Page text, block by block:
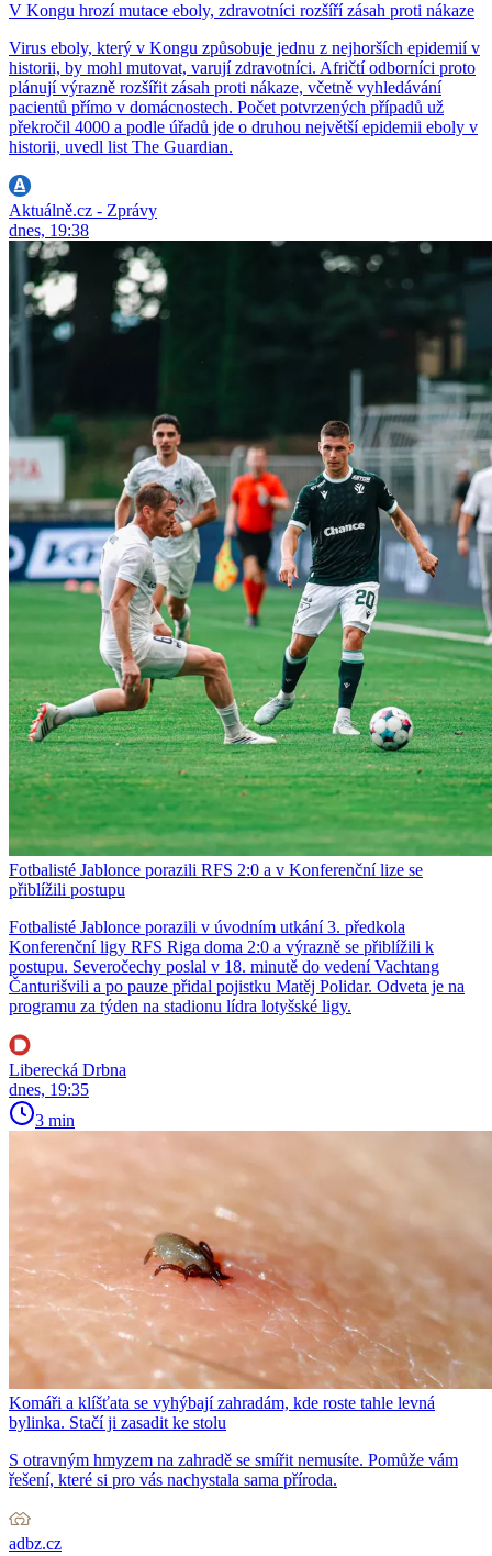
V Kongu hrozí mutace eboly, zdravotníci rozšíří zásah proti nákaze
Virus eboly, který v Kongu způsobuje jednu z nejhorších epidemií v
historii, by mohl mutovat, varují zdravotníci. Afričtí odborníci proto
plánují výrazně rozšířit zásah proti nákaze, včetně vyhledávání
pacientů přímo v domácnostech. Počet potvrzených případů už
překročil 4000 a podle úřadů jde o druhou největší epidemii eboly v
historii, uvedl list The Guardian.
Aktuálně.cz - Zprávy
dnes, 19:38
Fotbalisté Jablonce porazili RFS 2:0 a v Konferenční lize se
přiblížili postupu
Fotbalisté Jablonce porazili v úvodním utkání 3. předkola
Konferenční ligy RFS Riga doma 2:0 a výrazně se přiblížili k
postupu. Severočechy poslal v 18. minutě do vedení Vachtang
Čanturišvili a po pauze přidal pojistku Matěj Polidar. Odveta je na
programu za týden na stadionu lídra lotyšské ligy.
Liberecká Drbna
dnes, 19:35
3 min
Komáři a klíšťata se vyhýbají zahradám, kde roste tahle levná
bylinka. Stačí ji zasadit ke stolu
S otravným hmyzem na zahradě se smířit nemusíte. Pomůže vám
řešení, které si pro vás nachystala sama příroda.
adbz.cz